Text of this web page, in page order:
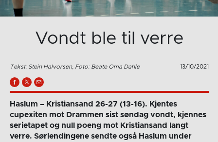
Vondt ble til verre
Tekst: Stein Halvorsen, Foto: Beate Oma Dahle 13/10/2021
Haslum – Kristiansand 26-27 (13-16). Kjentes
cupexiten mot Drammen sist søndag vondt, kjennes
serietapet og null poeng mot Kristiansand langt
verre. Sørlendingene sendte også Haslum under